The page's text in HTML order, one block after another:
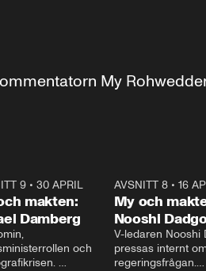
My
9• 30 APRIL
makten:
Damberg
och
AVSNITT 8• 16
My och
Nooshi
V-ledaren Nooshi
pressas internt
regeringsfrågan.